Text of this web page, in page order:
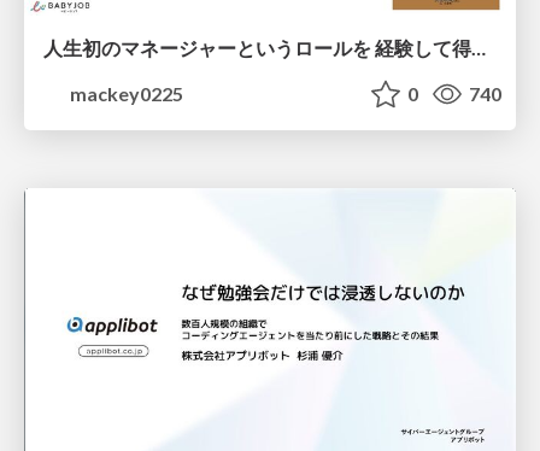
人生初のマネージャーというロールを 経験して得たもの・失ったもの / Reflections on My First Manager Role
mackey0225
0 740